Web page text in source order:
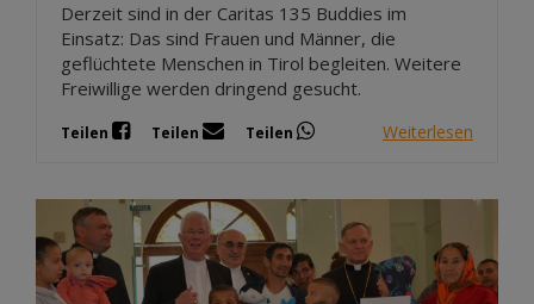
Derzeit sind in der Caritas 135 Buddies im
Einsatz: Das sind Frauen und Männer, die
geflüchtete Menschen in Tirol begleiten. Weitere
Freiwillige werden dringend gesucht.
Teilen Teilen Teilen Weiterlesen